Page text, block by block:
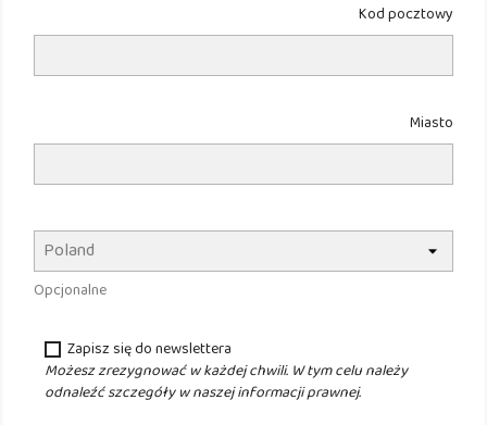
Kod pocztowy
Miasto
Opcjonalne
Zapisz się do newslettera
Możesz zrezygnować w każdej chwili. W tym celu należy
odnaleźć szczegóły w naszej informacji prawnej.